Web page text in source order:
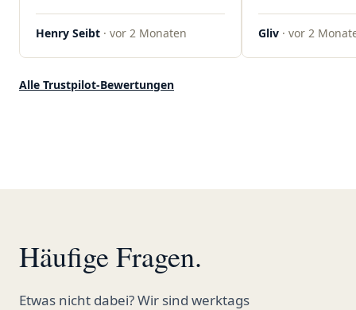
Blüten ist auch immer auf einem
hohen Niveau, die Auswahl ist
ordentlich gelagert, ich hatte nur
Henry Seibt · vor 2 Monaten
war
professionell.
Gliv · vor 2
Alle Trustpilot-Bewertungen
Häufige Fragen.
Etwas nicht dabei? Wir sind werktags